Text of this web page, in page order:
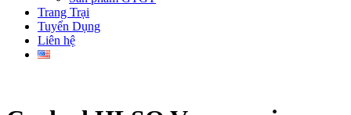
Trang Trại
Tuyển Dụng
Liên hệ